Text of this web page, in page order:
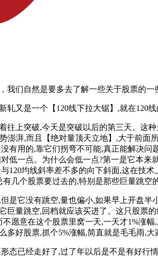
我们自然是要多去了解一些关于股票的一
轧又是一个【120线下拉大锯】,就在120线
上突破,今天是突破以后的第三天。这种
澎湃,而且【绝对量顶天立地】,大于前
有用的,靠它们拐弯不可能,真正能解决
低一点。为什么会低一点?第一是它本
120均线斜率差不多的向下斜面,这在技
几个股票要过去的,特别是那些巨量跳空
它没有跳空,量也偏小,如果早上开盘半
巨量跳空,回档就应该买进了。这只股票
愿意在这个股票里窝一天,一天才1%涨
多好股票,抓个5%涨幅,简直就是毛毛雨,
已经走好了,过了年以后是不是有好行